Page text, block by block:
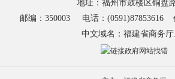
地址：福州市鼓楼区铜盘
邮编：350003
电话：(0591)87853616
中文域名：福建省商务